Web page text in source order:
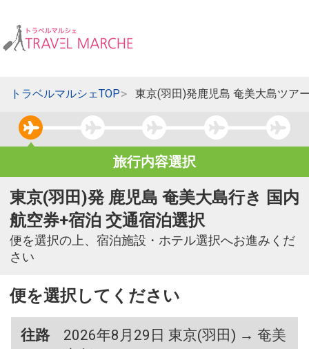
トラベルマルシェTOP 東京(羽田)発鹿児島 奄美大島ツア
旅行内容選択
東京(羽田)発 鹿児島 奄美大島行き 国内
航空券+宿泊 交通宿泊選択
便を選択の上、宿泊施設・ホテル選択へお進みくだ
さい
便を選択してください
往路
2026年8月29日 東京(羽田) → 奄美